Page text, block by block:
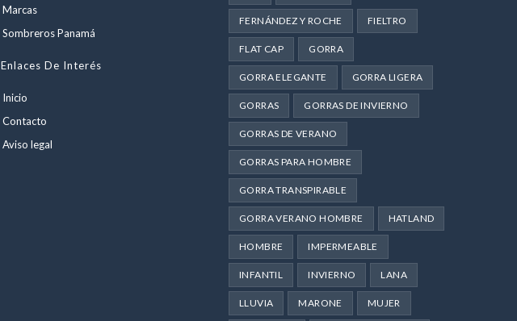
pestaña
nueva
MarcasSe
abre
una
Sombreros Panamá
en
Enlaces De Interés
Inicio
Contacto
Aviso legal
FERNÁNDEZ Y ROCHE FIELTRO
FLAT CAP GORRA
GORRA ELEGANTE GORRA LIGERA
GORRAS GORRAS DE INVIERNO
GORRAS DE VERANO
GORRAS PARA HOMBRE
GORRA TRANSPIRABLE
GORRA VERANO HOMBRE HATLAND
HOMBRE IMPERMEABLE
INFANTIL INVIERNO LANA
LLUVIA MARONE MUJER